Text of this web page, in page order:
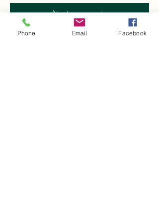
Ajouter au panier
Phone Email Facebook